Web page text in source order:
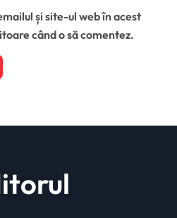
și site-ul web în acest
când o să comentez.